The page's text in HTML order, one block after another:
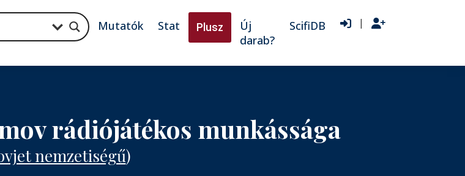
Mutatók Stat Plusz
Új
darab?
ScifiDB |
rádiójátékos munkássága
nemzetiségű)